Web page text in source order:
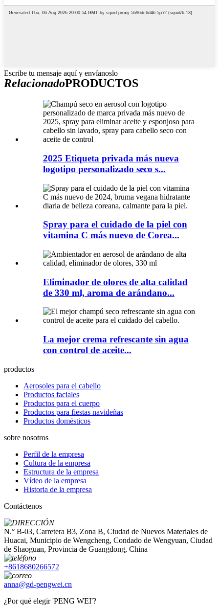
Escribe tu mensaje aquí y envíanoslo
RelacionadoPRODUCTOS
2025 Etiqueta privada más nueva
logotipo personalizado seco s...
Spray para el cuidado de la piel con
vitamina C más nuevo de Corea...
Eliminador de olores de alta calidad
de 330 ml, aroma de arándano...
La mejor crema refrescante sin agua
con control de aceite...
productos
Aerosoles para el cabello
Productos faciales
Productos para el cuerpo
Productos para fiestas navideñas
Productos domésticos
sobre nosotros
Perfil de la empresa
Cultura de la empresa
Estructura de la empresa
Vídeo de la empresa
Historia de la empresa
Contáctenos
N.° B-03, Carretera B3, Zona B, Ciudad de Nuevos Materiales de
Huacai, Municipio de Wengcheng, Condado de Wengyuan, Ciudad
de Shaoguan, Provincia de Guangdong, China
+8618680266572
anna@gd-pengwei.cn
¿Por qué elegir 'PENG WEI'?